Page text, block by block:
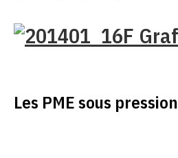
Les PME sous pression